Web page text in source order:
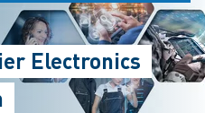
Electronics